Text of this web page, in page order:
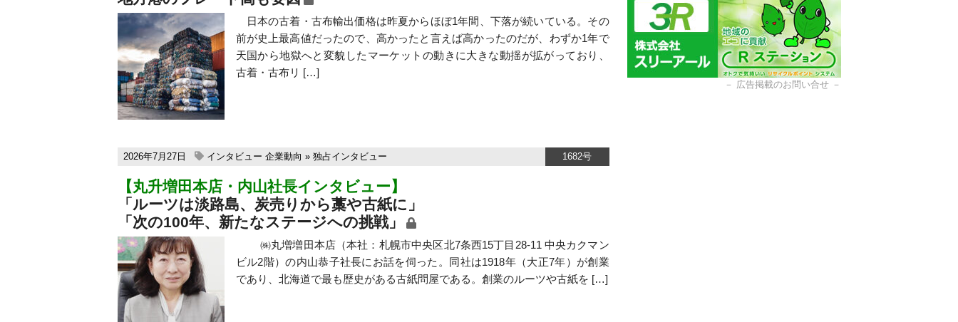
日本の古着・古布輸出価格は昨夏からほぼ1年間、下落が続いている。その
前が史上最高値だったので、高かったと言えば高かったのだが、わずか1年で
天国から地獄へと変貌したマーケットの動きに大きな動揺が拡がっており、
古着・古布リ […]
2026年7月27日 インタビュー 企業動向 » 独占インタビュー 1682号
【丸升増田本店・内山社長インタビュー】
「ルーツは淡路島、炭売りから藁や古紙に」
「次の100年、新たなステージへの挑戦」
㈱丸増増田本店（本社：札幌市中央区北7条西15丁目28-11 中央カクマン
ビル2階）の内山恭子社長にお話を伺った。同社は1918年（大正7年）が創業
であり、北海道で最も歴史がある古紙問屋である。創業のルーツや古紙を […]
－ 広告掲載のお問い合せ－